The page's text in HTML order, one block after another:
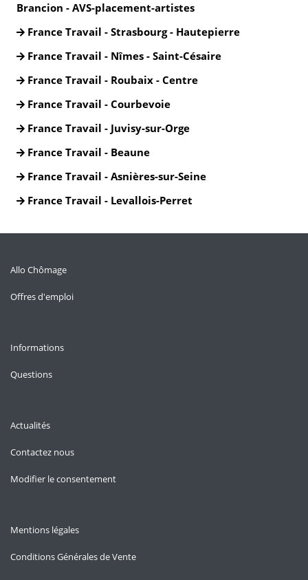
Brancion - AVS-placement-artistes
France Travail - Strasbourg - Hautepierre
France Travail - Nîmes - Saint-Césaire
France Travail - Roubaix - Centre
France Travail - Courbevoie
France Travail - Juvisy-sur-Orge
France Travail - Beaune
France Travail - Asnières-sur-Seine
France Travail - Levallois-Perret
Allo Chômage
Offres d'emploi
Informations
Questions
Actualités
Contactez nous
Modifier le consentement
Mentions légales
Conditions Générales de Vente